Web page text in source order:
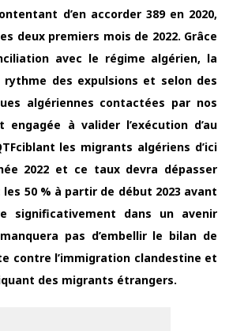
d’en accorder 389 en 2020,
deux premiers mois de 2022. Grâce
avec le régime algérien, la
rythme des expulsions et selon des
algériennes contactées par nos
engagée à valider l’exécution d’au
les migrants algériens d’ici
2022 et ce taux devra dépasser
50 % à partir de début 2023 avant
significativement dans un avenir
pas d’embellir le bilan de
contre l’immigration clandestine et
des migrants étrangers.